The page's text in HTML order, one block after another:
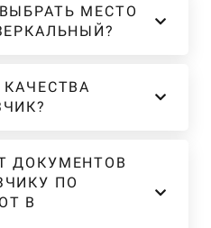
МЕСТО
ДОКУМЕНТОВ
ПО
В